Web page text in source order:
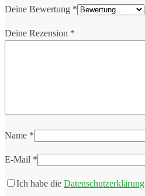
Deine Bewertung *
Deine Rezension *
Name *
E-Mail *
Ich habe die Datenschutzerklärung